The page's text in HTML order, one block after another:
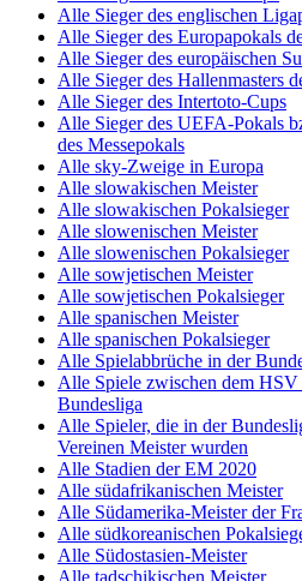
Alle Sieger des englischen
Alle Sieger des Europapokals
Alle Sieger des europäischen
Alle Sieger des Hallenmasters
Alle Sieger des Intertoto-Cups
Alle Sieger des UEFA-Pokals
des Messepokals
Alle sky-Zweige in Europa
Alle slowakischen Meister
Alle slowakischen Pokalsieger
Alle slowenischen Meister
Alle slowenischen Pokalsieger
Alle sowjetischen Meister
Alle sowjetischen Pokalsieger
Alle spanischen Meister
Alle spanischen Pokalsieger
Alle Spielabbrüche in der
Alle Spiele zwischen dem
Bundesliga
Alle Spieler, die in der
Vereinen Meister wurden
Alle Stadien der EM 2020
Alle südafrikanischen Meister
Alle Südamerika-Meister der
Alle südkoreanischen
Alle Südostasien-Meister
Alle tadschikischen Meister